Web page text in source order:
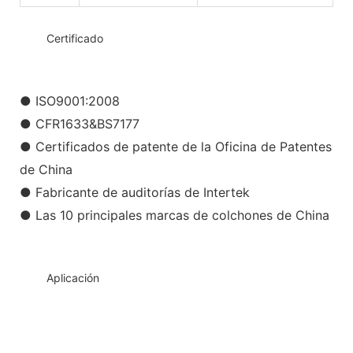
Certificado
● ISO9001:2008
● CFR1633&BS7177
● Certificados de patente de la Oficina de Patentes
de China
● Fabricante de auditorías de Intertek
● Las 10 principales marcas de colchones de China
Aplicación